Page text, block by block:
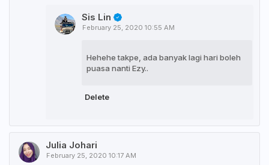
Sis Lin
February 25, 2020 10:55 AM
Hehehe takpe, ada banyak lagi hari boleh
puasa nanti Ezy..
Delete
Julia Johari
February 25, 2020 10:17 AM